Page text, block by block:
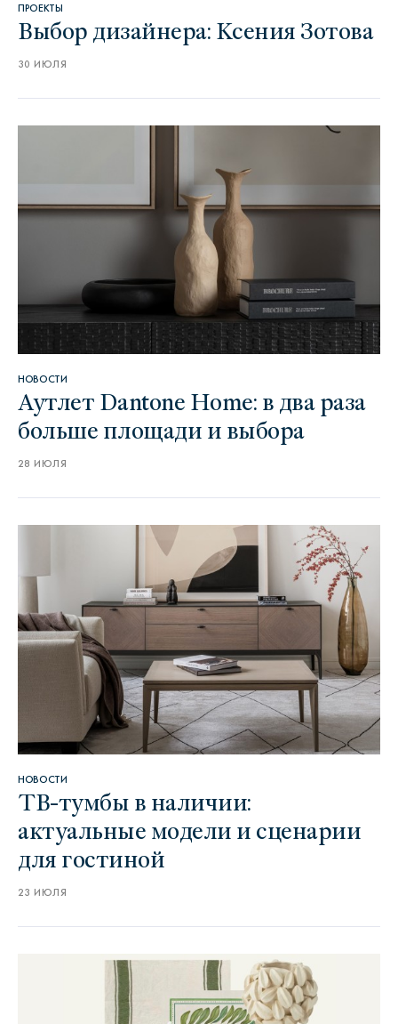
ПРОЕКТЫ
Выбор дизайнера: Ксения Зотова
30 ИЮЛЯ
НОВОСТИ
Аутлет Dantone Home: в два раза
больше площади и выбора
28 ИЮЛЯ
НОВОСТИ
ТВ-тумбы в наличии:
актуальные модели и сценарии
для гостиной
23 ИЮЛЯ